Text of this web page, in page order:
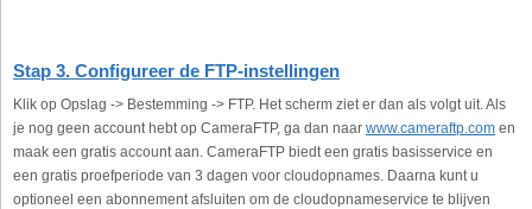
Stap 3. Configureer de FTP-instellingen
Klik op Opslag -> Bestemming -> FTP. Het scherm ziet er dan als volgt uit. Als
je nog geen account hebt op CameraFTP, ga dan naar www.cameraftp.com en
maak een gratis account aan. CameraFTP biedt een gratis basisservice en
een gratis proefperiode van 3 dagen voor cloudopnames. Daarna kunt u
optioneel een abonnement afsluiten om de cloudopnameservice te blijven